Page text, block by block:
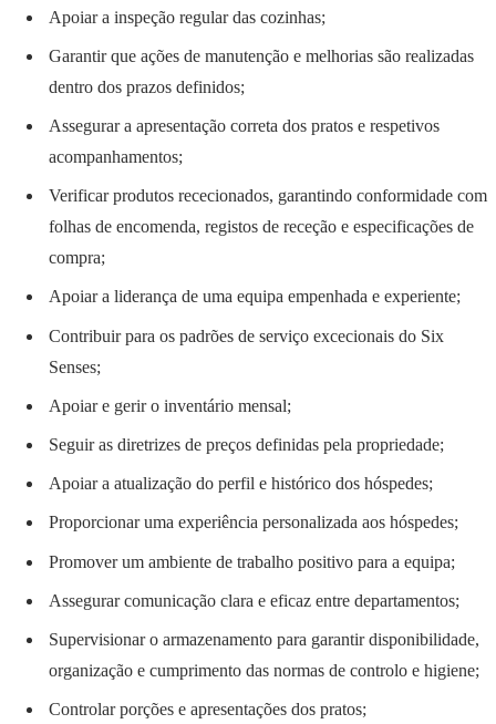
Apoiar a inspeção regular das cozinhas;
Garantir que ações de manutenção e melhorias são realizadas
dentro dos prazos definidos;
Assegurar a apresentação correta dos pratos e respetivos
acompanhamentos;
Verificar produtos rececionados, garantindo conformidade com
folhas de encomenda, registos de receção e especificações de
compra;
Apoiar a liderança de uma equipa empenhada e experiente;
Contribuir para os padrões de serviço excecionais do Six
Senses;
Apoiar e gerir o inventário mensal;
Seguir as diretrizes de preços definidas pela propriedade;
Apoiar a atualização do perfil e histórico dos hóspedes;
Proporcionar uma experiência personalizada aos hóspedes;
Promover um ambiente de trabalho positivo para a equipa;
Assegurar comunicação clara e eficaz entre departamentos;
Supervisionar o armazenamento para garantir disponibilidade,
organização e cumprimento das normas de controlo e higiene;
Controlar porções e apresentações dos pratos;